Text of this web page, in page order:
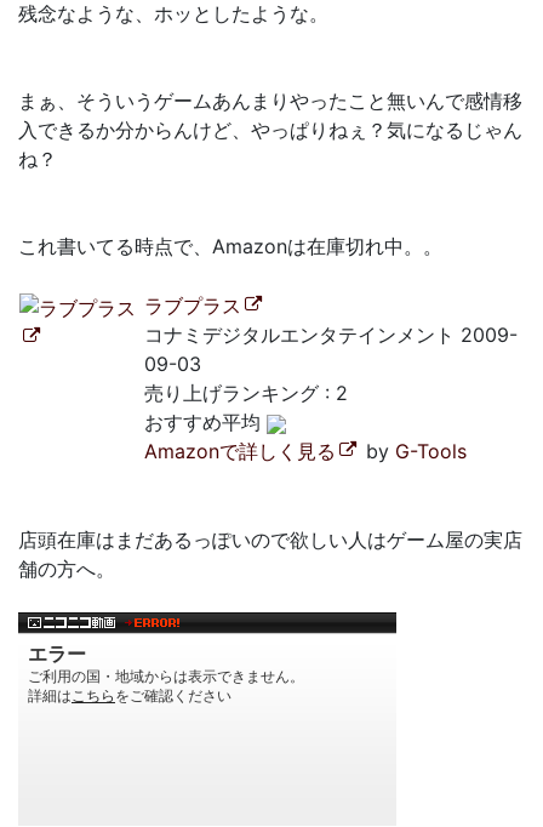
残念なような、ホッとしたような。
まぁ、そういうゲームあんまりやったこと無いんで感情移
入できるか分からんけど、やっぱりねぇ？気になるじゃん
ね？
これ書いてる時点で、Amazonは在庫切れ中。。
ラブプラス
コナミデジタルエンタテインメント 2009-
09-03
売り上げランキング : 2
おすすめ平均
Amazonで詳しく見る
by G-Tools
店頭在庫はまだあるっぽいので欲しい人はゲーム屋の実店
舗の方へ。